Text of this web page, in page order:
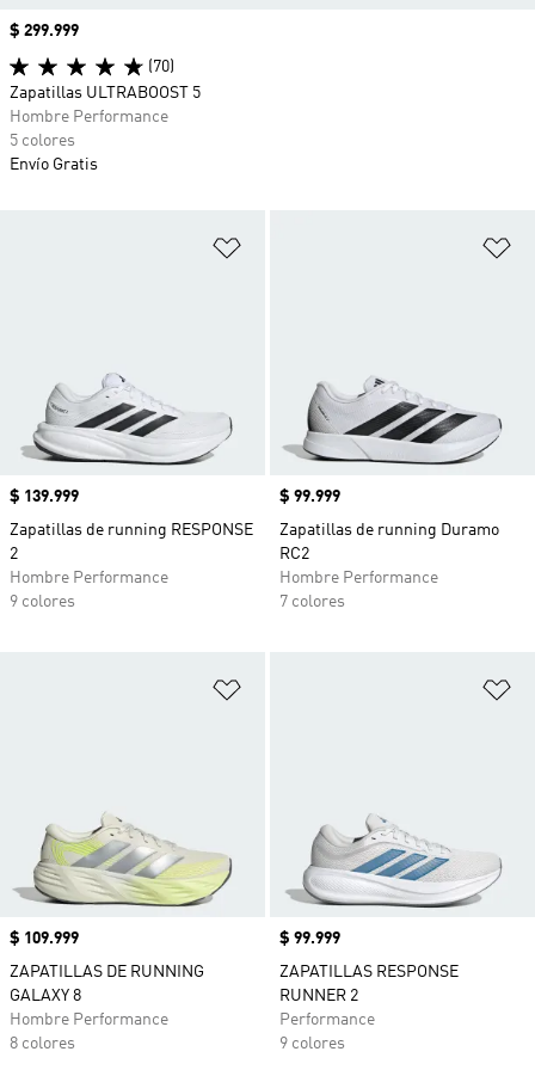
Precio
$ 139.999
Zapatillas de running RESPONSE
2
Hombre Performance
9 colores
Precio
$ 99.999
Zapatillas de running Duramo
RC2
Hombre Performance
7 colores
Precio
$ 109.999
ZAPATILLAS DE RUNNING
GALAXY 8
Hombre Performance
8 colores
Precio
$ 99.999
ZAPATILLAS RESPONSE
RUNNER 2
Performance
9 colores
Precio
$ 299.999
(70)
Zapatillas ULTRABOOST 5
Hombre Performance
5 colores
Envío Gratis